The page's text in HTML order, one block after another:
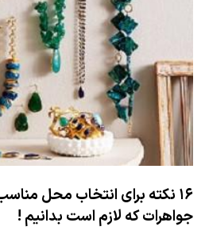
۱۶ نکته برای انتخاب محل
جواهرات که لازم است بدانیم !